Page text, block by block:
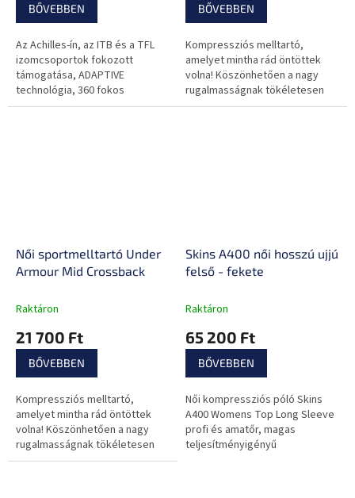
BŐVEBBEN
Az Achilles-ín, az ITB és a TFL
izomcsoportok fokozott
támogatása, ADAPTIVE
technológia, 360 fokos
fényvisszaverődés, széles és
BŐVEBBEN
Kompressziós melltartó,
amelyet mintha rád öntöttek
volna! Köszönhetően a nagy
rugalmasságnak tökéletesen
alkalmazkodik, és stratégiai
Női sportmelltartó Under
Armour Mid Crossback
Raktáron
21 700 Ft
BŐVEBBEN
Kompressziós melltartó,
amelyet mintha rád öntöttek
volna! Köszönhetően a nagy
rugalmasságnak tökéletesen
alkalmazkodik, és stratégiai
Skins A400 női hosszú ujjú
felső - fekete
Raktáron
65 200 Ft
BŐVEBBEN
Női kompressziós póló Skins
A400 Womens Top Long Sleeve
profi és amatőr, magas
teljesítményigényű